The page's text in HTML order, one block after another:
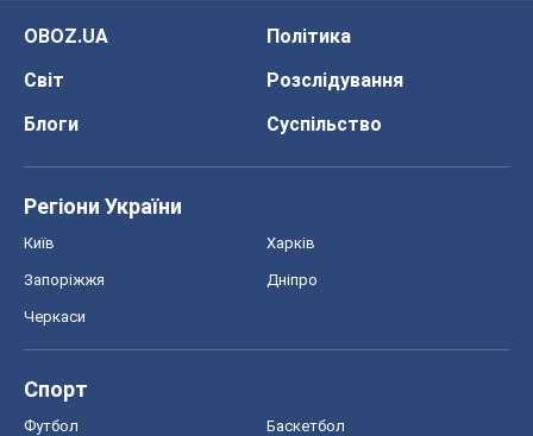
OBOZ.UA
Політика
Світ
Розслідування
Блоги
Суспільство
Регіони України
Київ Харків
Запоріжжя Дніпро
Черкаси
Спорт
Футбол Баскетбол